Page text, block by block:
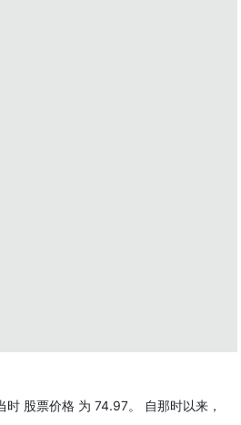
股票价格 为 74.97。 自那时以来，